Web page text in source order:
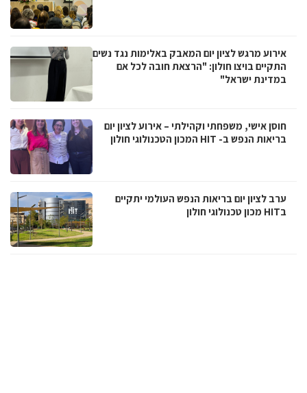
אירוע מרגש לציון יום המאבק באלימות נגד נשים
התקיים בויצו חולון: "הרצאת חובה לכל אם
במדינת ישראל"
חוסן אישי, משפחתי וקהילתי – אירוע לציון יום
בריאות הנפש ב- HIT המכון הטכנולוגי חולון
ערב לציון יום בריאות הנפש העולמי יתקיים
בHIT מכון טכנולוגי חולון